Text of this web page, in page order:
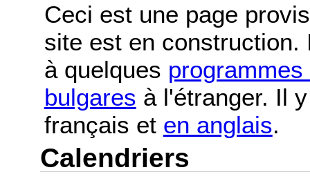
Ceci est une page
site est en
à quelques
bulgares à l'étranger. Il
français et en anglais.
Calendriers